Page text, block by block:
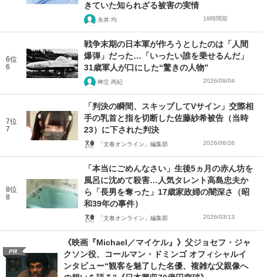
きていた知られざる被害の実情
永井 均 18時間前
6位
6
戦争末期の日本軍が作ろうとしたのは「人間
爆弾」だった…「いったい誰を乗せるんだ」
31歳軍人が口にした“驚きの人物”
神立 尚紀 2026/08/04
7位
7
「判決の瞬間、スキップしてVサイン」交際相
手の乳首と指を切断した佐藤紗希被告（当時
23）に下された判決
「文春オンライン」編集部 2026/06/26
8位
8
「本当にごめんなさい」生後5ヵ月の赤ん坊を
風呂に沈めて殺害…人気タレント高島忠夫か
ら「長男を奪った」17歳家政婦の闇深さ（昭
和39年の事件）
「文春オンライン」編集部 2026/03/13
PR
《映画『Michael／マイケル』》父ジョセフ・ジャ
クソン役、コールマン・ドミンゴ オフィシャルイ
ンタビュー“観客を魅了した名優、複雑な父親像へ